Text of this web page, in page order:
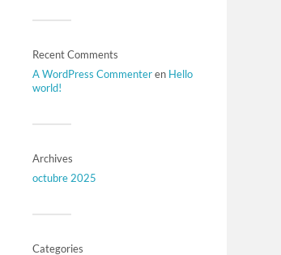
Recent Comments
A WordPress Commenteren Hello
world!
Archives
octubre 2025
Categories